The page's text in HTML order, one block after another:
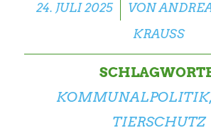
24. JULI 2025
/ VON
KRAUSS
KOMMUNALPOLITIK,
TIERSCHUTZ